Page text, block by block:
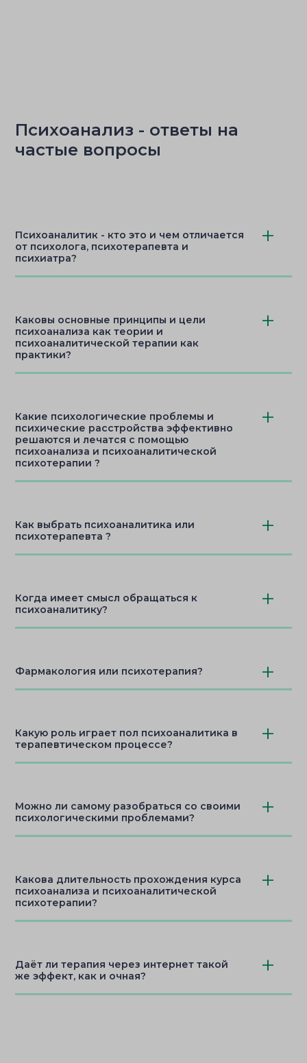
Психоанализ - ответы на
частые вопросы
Психоаналитик - кто это и чем отличается
от психолога, психотерапевта и
психиатра?
Каковы основные принципы и цели
психоанализа как теории и
психоаналитической терапии как
практики?
Какие психологические проблемы и
психические расстройства эффективно
решаются и лечатся с помощью
психоанализа и психоаналитической
психотерапии ?
Как выбрать психоаналитика или
психотерапевта ?
Когда имеет смысл обращаться к
психоаналитику?
Фармакология или психотерапия?
Какую роль играет пол психоаналитика в
терапевтическом процессе?
Можно ли самому разобраться со своими
психологическими проблемами?
Какова длительность прохождения курса
психоанализа и психоаналитической
психотерапии?
Даёт ли терапия через интернет такой
же эффект, как и очная?